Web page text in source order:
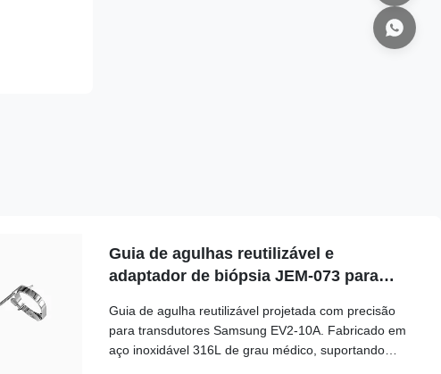
Guia de agulhas reutilizável e
adaptador de biópsia JEM-073 para
Guia de agulha reutilizável projetada com precisão
para transdutores Samsung EV2-10A. Fabricado em
aço inoxidável 316L de grau médico, suportando